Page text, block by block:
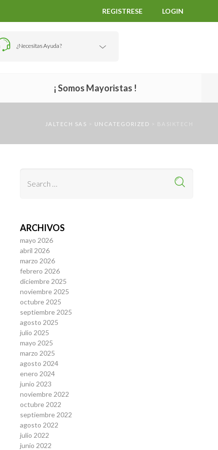
REGISTRESE LOGIN
¿Necesitas Ayuda?
¡ Somos Mayoristas !
JALTECH SAS UNCATEGORIZED BASIKTECH
ARCHIVOS
mayo 2026
abril 2026
marzo 2026
febrero 2026
diciembre 2025
noviembre 2025
octubre 2025
septiembre 2025
agosto 2025
julio 2025
mayo 2025
marzo 2025
agosto 2024
enero 2024
junio 2023
noviembre 2022
octubre 2022
septiembre 2022
agosto 2022
julio 2022
junio 2022